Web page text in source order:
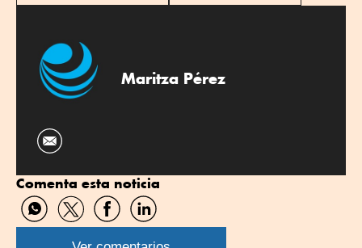
Maritza Pérez
Comenta esta noticia
Compartir
por
Compartir
por
Compartir
por
Compartir
por